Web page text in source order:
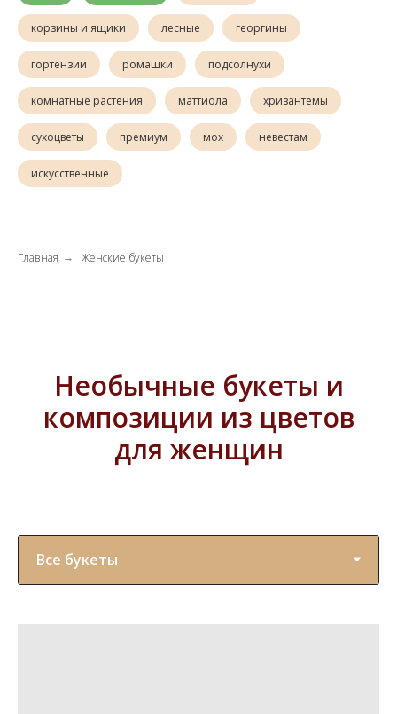
корзины и ящики лесные георгины
гортензии ромашки подсолнухи
комнатные растения маттиола хризантемы
сухоцветы премиум мох невестам
искусственные
Главная → Женские букеты
Необычные букеты и
композиции из цветов
для женщин